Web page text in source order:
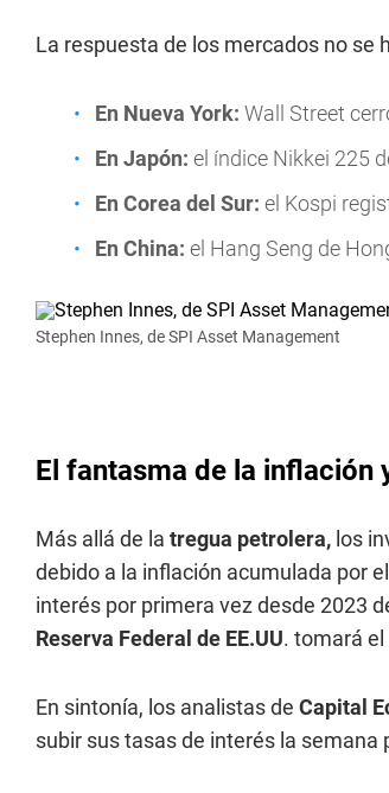
La respuesta de los mercados no se
En Nueva York: Wall Street
En Japón: el índice Nikkei 225
En Corea del Sur: el Kospi
En China: el Hang Seng de
Stephen Innes, de SPI Asset Management
El fantasma de la inflación
Más allá de la tregua petrolera, los
debido a la inflación acumulada por
interés por primera vez desde 2023
Reserva Federal de EE.UU. tomará
En sintonía, los analistas de Capital
subir sus tasas de interés la